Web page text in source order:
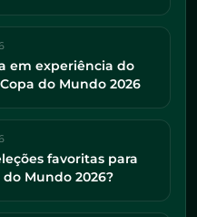
em experiência do
do Mundo 2026
favoritas para
Mundo 2026?